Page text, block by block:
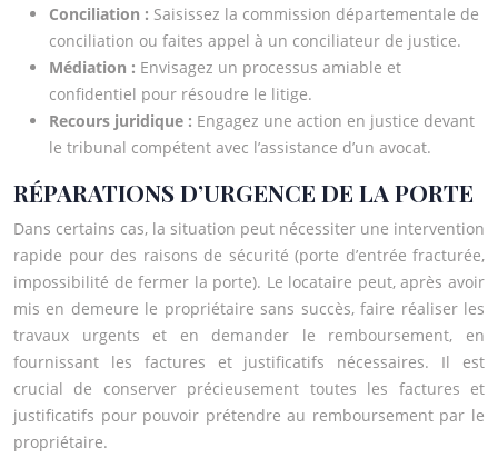
Conciliation : Saisissez la commission départementale de
conciliation ou faites appel à un conciliateur de justice.
Médiation : Envisagez un processus amiable et
confidentiel pour résoudre le litige.
Recours juridique : Engagez une action en justice devant
le tribunal compétent avec l’assistance d’un avocat.
RÉPARATIONS D’URGENCE DE LA PORTE
Dans certains cas, la situation peut nécessiter une intervention
rapide pour des raisons de sécurité (porte d’entrée fracturée,
impossibilité de fermer la porte). Le locataire peut, après avoir
mis en demeure le propriétaire sans succès, faire réaliser les
travaux urgents et en demander le remboursement, en
fournissant les factures et justificatifs nécessaires. Il est
crucial de conserver précieusement toutes les factures et
justificatifs pour pouvoir prétendre au remboursement par le
propriétaire.